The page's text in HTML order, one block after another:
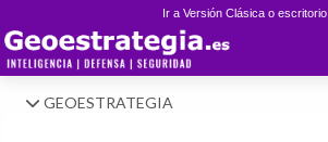
Ir a Versión Clásica o escritorio
GEOESTRATEGIA